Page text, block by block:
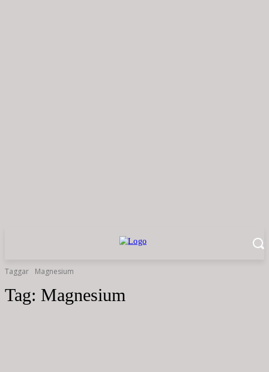
Taggar Magnesium
Tag: Magnesium